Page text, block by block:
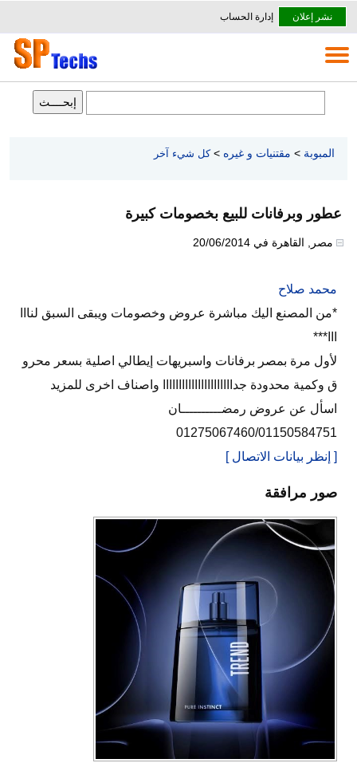
نشر إعلان إدارة الحساب
المبوبة > مقتنيات و غيره > كل شيء آخر
عطور وبرفانات للبيع بخصومات كبيرة
مصر القاهرة في 20/06/2014
محمد صلاح
*من المصنع اليك مباشرة عروض وخصومات ويبقى السبق لنااا
ااا***
لأول مرة بمصر برفانات واسبريهات إيطالي اصلية بسعر محرو
ق وكمية محدودة جداااااااااااااااااااااا واصناف اخرى للمزيد
اسأل عن عروض رمضــــــــــان
01275067460/01150584751
[ إنظر بيانات الاتصال ]
صور مرافقة